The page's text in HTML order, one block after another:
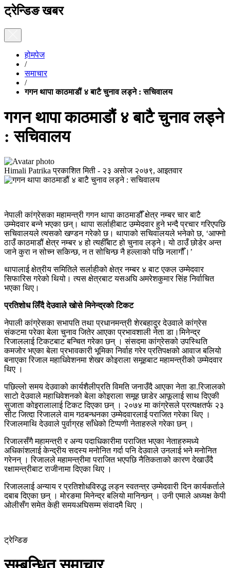
ट्रेन्डिङ खबर
होमपेज
/
समाचार
/
गगन थापा काठमाडौं ४ बाटै चुनाव लड्ने : सचिवालय
गगन थापा काठमाडौं ४ बाटै चुनाव लड्ने
: सचिवालय
Himali Patrika प्रकाशित मिती - २३ असोज २०७९, आइतवार
नेपाली कांग्रेसका महामन्त्री गगन थापा काठमाडौँ क्षेत्र नम्बर चार बाटै
उम्मेदवार बन्ने भएका छन्। थापा सर्लाहीबाट उम्मेदवार हुने भन्दै प्रचार गरिएपछि
सचिवालयले त्यसको खण्डन गरेको छ। थापाको सचिवालयले भनेको छ, ‘आफ्नो
ठाउँ काठमाडौं क्षेत्र नम्बर ४ हो त्यहीँबाट हो चुनाव लड्ने। यो ठाउँ छोडेर अन्त
जाने कुरा न सोच्न सकिन्छ, न त सोचिन्छ नै हल्लाको पछि नलागौँ।’
थापालाई क्षेत्रीय समितिले सर्लाहीको क्षेत्र नम्बर ४ बाट एकल उम्मेदवार
सिफारिस गरेको थियो। त्यस क्षेत्रबाट यसअघि अमरेशकुमार सिंह निर्वाचित
भएका थिए।
प्रतिशोध लिँदै देउवाले खोसे मिनेन्द्रको टिकट
नेपाली कांग्रेसका सभापति तथा प्रधानमन्त्री शेरबहादुर देउवाले कांग्रेस
संकटमा परेका बेला चुनाव जितेर आएका प्रभावशाली नेता डा।मिनेन्द्र
रिजाललाई टिकटबाट बन्चित गरेका छन् । संसदमा कांग्रेसको उपस्थिति
कमजोर भएका बेला प्रभावकारी भूमिका निर्वाह गरेर प्रतिपक्षको आवाज बलियो
बनाएका रिजाल महाधिवेशनमा शेखर कोइराला समूहबाट महामन्त्रीको उम्मेदवार
थिए ।
पछिल्लो समय देउवाको कार्यशैलीप्रति विमति जनाउँदै आएका नेता डा.रिजालको
साटो देउवाले महाधिवेशनको बेला कोइराला समूह छाडेर आफूलाई साथ दिएकी
सुजाता कोइरालालाई टिकट दिएका छन् । २०७४ मा कांग्रेसले प्रत्यक्षतर्फ २३
सीट जित्दा रिजालले वाम गठबन्धनका उम्मेदवारलाई पराजित गरेका थिए ।
रिजालमाथि देउवाले पुर्वाग्रह साँधेको टिप्पणी नेताहरुले गरेका छन् ।
रिजालसँगै महामन्त्री र अन्य पदाधिकारीमा पराजित भएका नेताहरुमध्ये
अधिकांशलाई केन्द्रीय सदस्य मनोनित गर्दा पनि देउवाले उनलाई भने मनोनित
गरेनन् । रिजालले महामन्त्रीमा पराजित भएपछि नैतिकताको कारण देखाउँदै
रक्षामन्त्रीबाट राजीनामा दिएका थिए ।
रिजाललाई अन्याय र प्रतिशोधविरुद्ध लड्न स्वतन्त्र उम्मेदवारी दिन कार्यकर्ताले
दबाब दिएका छन् । मोरङमा मिनेन्द्र बलियो मानिन्छन् । उनी एमाले अध्यक्ष केपी
ओलीसँग समेत केही समयअघिसम्म संवादमै थिए ।
ट्रेन्डिङ